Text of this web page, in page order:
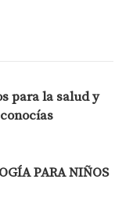
para la salud y
PARA NIÑOS